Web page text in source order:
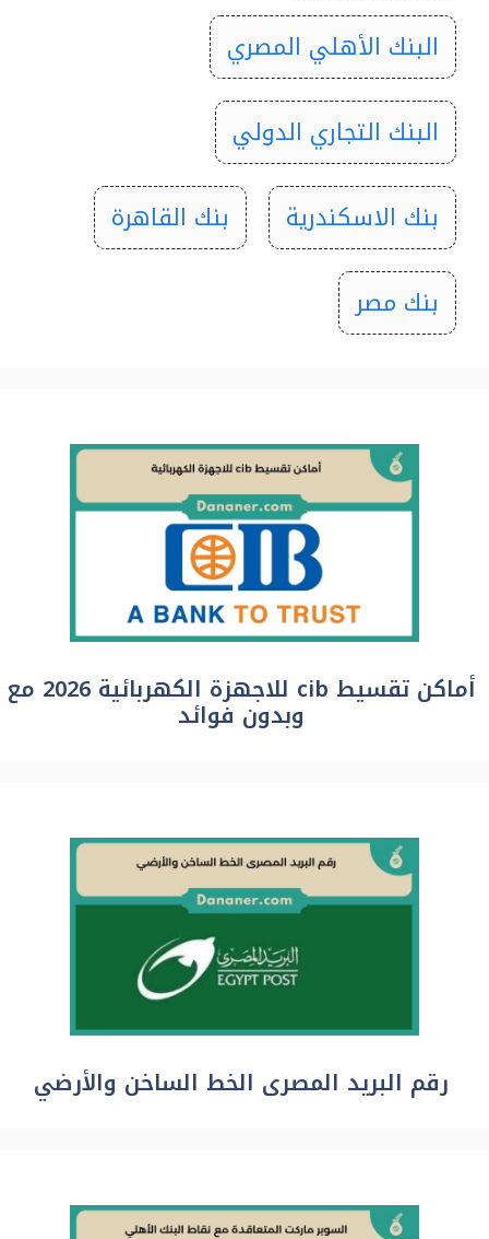
البنك الأهلي المصري
البنك التجاري الدولي
بنك الاسكندرية
بنك القاهرة
بنك مصر
أماكن تقسيط cib للاجهزة الكهربائية 2026 مع
وبدون فوائد
رقم البريد المصرى الخط الساخن والأرضي